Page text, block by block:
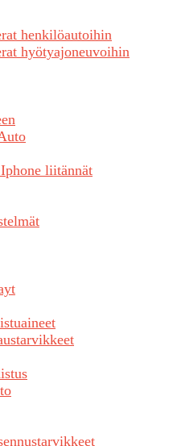
henkilöautoihin
hyötyajoneuvoihin
liitännät